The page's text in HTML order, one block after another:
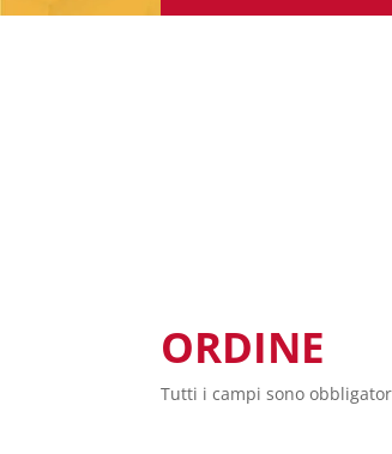
ORDINE
Tutti i campi sono